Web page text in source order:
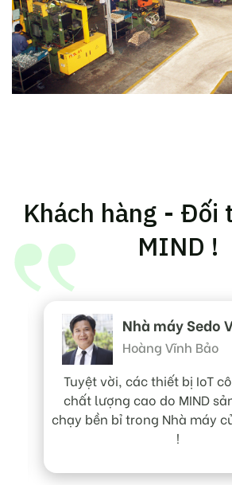
Khách hàng - Đối
MIND !
Nhà máy Sedo
Hoàng Vĩnh Bảo
Tuyệt vời, các thiết bị IoT
chất lượng cao do MIND
chạy bền bỉ trong Nhà máy
!